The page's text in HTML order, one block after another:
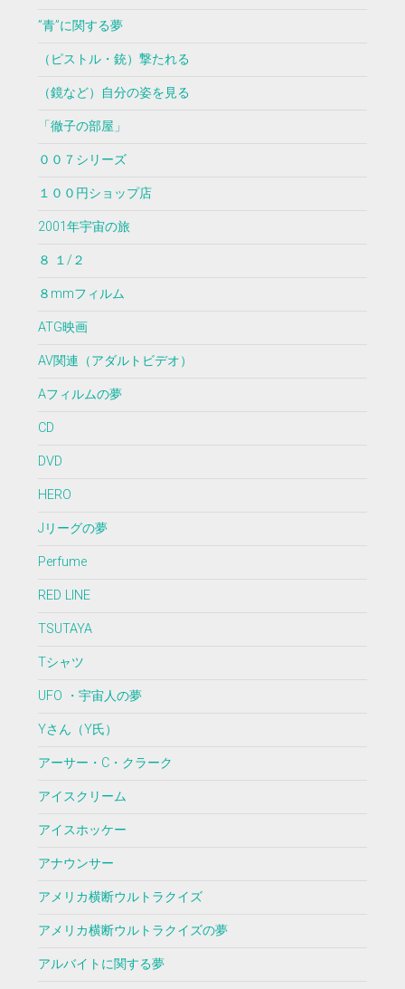
”青”に関する夢
（ピストル・銃）撃たれる
（鏡など）自分の姿を見る
「徹子の部屋」
００７シリーズ
１００円ショップ店
2001年宇宙の旅
８ １/２
８mmフィルム
ATG映画
AV関連（アダルトビデオ）
Aフィルムの夢
CD
DVD
HERO
Jリーグの夢
Perfume
RED LINE
TSUTAYA
Tシャツ
UFO ・宇宙人の夢
Yさん（Y氏）
アーサー・C・クラーク
アイスクリーム
アイスホッケー
アナウンサー
アメリカ横断ウルトラクイズ
アメリカ横断ウルトラクイズの夢
アルバイトに関する夢